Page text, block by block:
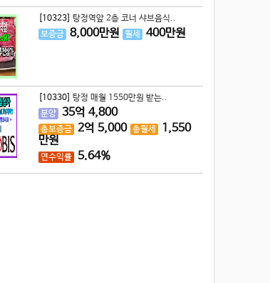
[10323] 탕정역앞 2층 코너 샤브음식..
보증금
8,000만원 월세 400만원
[10330] 탕정 매월 1550만원 받는..
분양
35억 4,800
총보증금 2억 5,000 총월세
1,550
만원
연수익률 5.64%